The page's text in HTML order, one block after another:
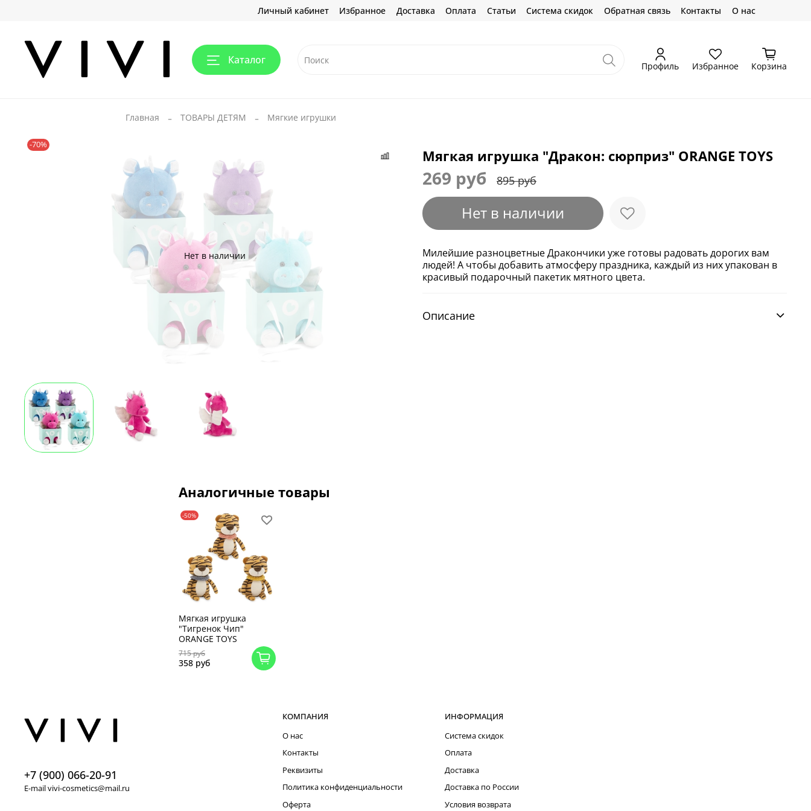
Личный кабинет Избранное Доставка Оплата Статьи Система скидок Обратная связь Контакты О нас
Каталог Профиль Избранное Корзина
Главная ТОВАРЫ ДЕТЯМ Мягкие игрушки
Нет в наличии
-70%
Мягкая игрушка "Дракон: сюрприз" ORANGE TOYS
269 руб 895 руб
Нет в наличии
Милейшие разноцветные Дракончики уже готовы радовать дорогих вам
людей! А чтобы добавить атмосферу праздника, каждый из них упакован в
красивый подарочный пакетик мятного цвета.
Описание
Аналогичные товары
-50%
Мягкая игрушка
"Тигренок Чип"
ORANGE TOYS
715 руб
358 руб
КОМПАНИЯ
О нас
Контакты
Реквизиты
Политика конфиденциальности
Оферта
ИНФОРМАЦИЯ
Система скидок
Оплата
Доставка
Доставка по России
Условия возврата
+7 (900) 066-20-91
E-mail vivi-cosmetics@mail.ru